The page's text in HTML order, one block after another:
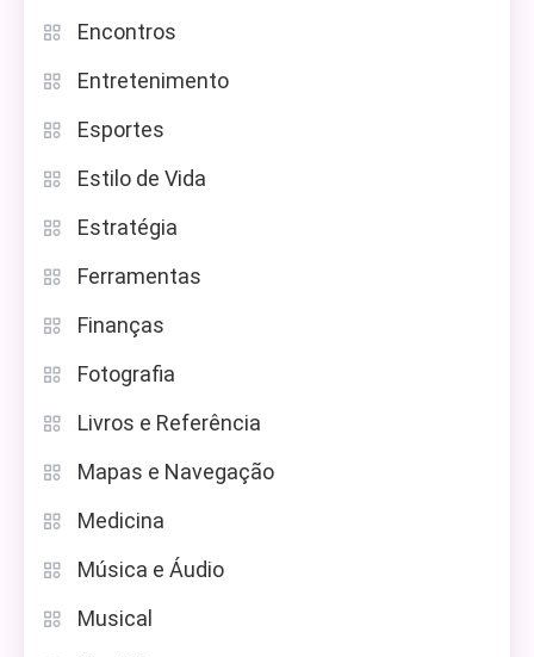
Encontros
Entretenimento
Esportes
Estilo de Vida
Estratégia
Ferramentas
Finanças
Fotografia
Livros e Referência
Mapas e Navegação
Medicina
Música e Áudio
Musical